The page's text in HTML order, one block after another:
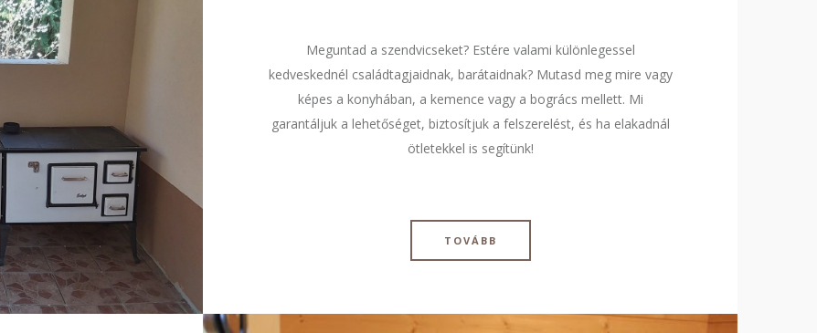
Meguntad a szendvicseket? Estére valami különlegessel
kedveskednél családtagjaidnak, barátaidnak? Mutasd meg mire vagy
képes a konyhában, a kemence vagy a bogrács mellett. Mi
garantáljuk a lehetőséget, biztosítjuk a felszerelést, és ha elakadnál
ötletekkel is segítünk!
TOVÁBB